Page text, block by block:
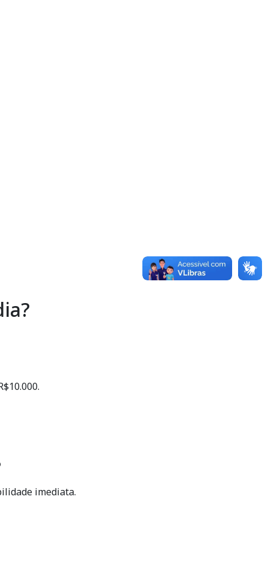
imediata.